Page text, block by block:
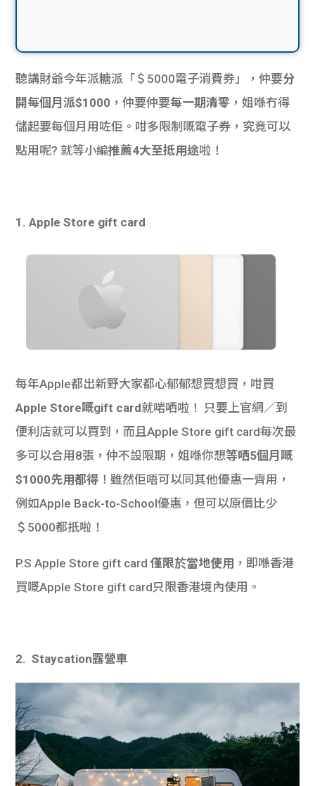
聽講財爺今年派糖派「＄5000電子消費券」，仲要分
開每個月派$1000 ，仲要仲要每一期清零 ，姐喺冇得
儲起要每個月用咗佢。咁多限制嘅電子券，究竟可以
點用呢? 就等小編推薦4大至抵用途啦！
1. Apple Store gift card
每年Apple都出新野大家都心郁郁想買想買，咁買
Apple Store嘅gift card就啱哂啦！ 只要上官網／到
便利店就可以買到，而且Apple Store gift card每次最
多可以合用8張，仲不設限期，姐喺你想等哂5個月嘅
$1000先用都得 ！雖然佢唔可以同其他優惠一齊用，
例如Apple Back-to-School優惠，但可以原價比少
＄5000都扺啦！
P.S Apple Store gift card僅限於當地使用 ，即喺香港
買嘅Apple Store gift card只限香港境內使用。
2. Staycation露營車